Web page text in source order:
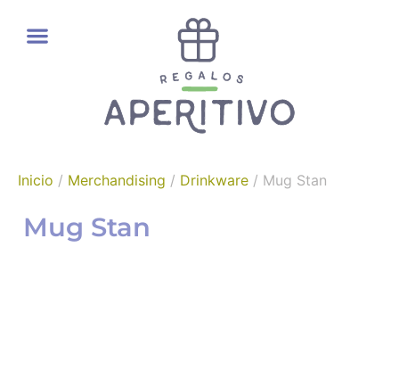
Inicio / Merchandising / Drinkware / Mug Stan
Mug Stan